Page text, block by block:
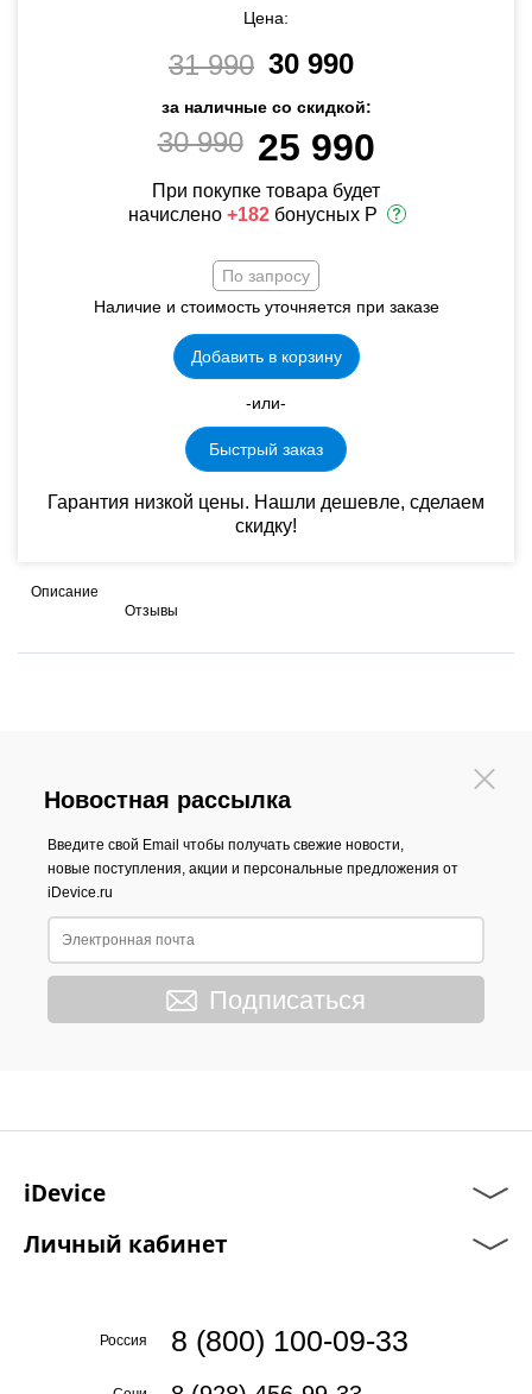
Цена:
31 990 30 990
за наличные со скидкой:
30 990 25 990
При покупке товара будет
начислено +182 бонусных Р
По запросу
Наличие и стоимость уточняется при заказе
Добавить в корзину
-или-
Быстрый заказ
Гарантия низкой цены. Нашли дешевле, сделаем
скидку!
Описание
Отзывы
Новостная рассылка
Введите свой Email чтобы получать свежие новости,
новые поступления, акции и персональные предложения от
iDevice.ru
Подписаться
iDevice
Личный кабинет
Россия 8 (800) 100-09-33